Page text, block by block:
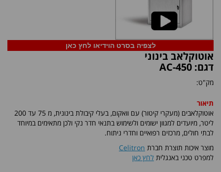
לצפיה בסרט הוידיאו לחץ כאן
אוטוקלאב בינוני
דגם: AC-450
מק"ט:
תיאור
אוטוקלאבים (מעקרי קיטור) עם וואקום, בעלי קיבולת בינונית, מ 75 עד 200
ליטר, מיועדים למגוון ישומים ולשימוש בתנאי חדר נקי ולכן מתאימים במיוחד
לבתי חולים, מרכזים רפואיים וחדרי ניתוח.
מוצר איכות תוצרת חברת Celitron
למפרט טכני באנגלית לחץ כאן